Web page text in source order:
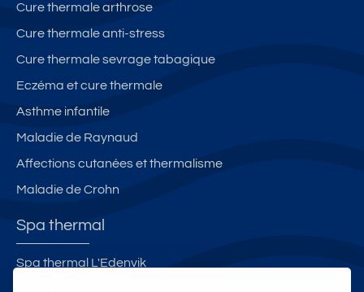
Cure thermale arthrose
Cure thermale anti-stress
Cure thermale sevrage tabagique
Eczéma et cure thermale
Asthme infantile
Maladie de Raynaud
Affections cutanées et thermalisme
Maladie de Crohn
Spa thermal
Spa thermal L'Edenvik